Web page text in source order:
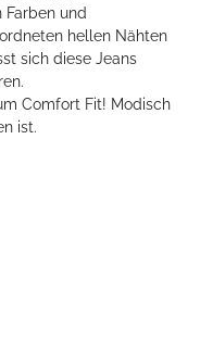
und
hellen Nähten
sich diese Jeans
Comfort Fit! Modisch
ist.